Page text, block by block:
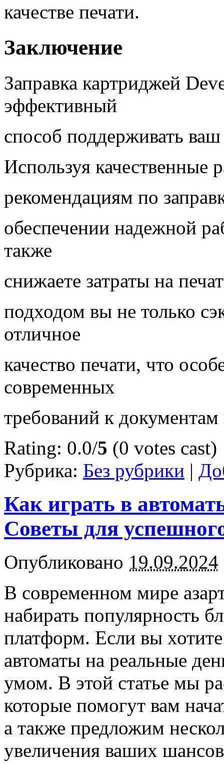
качестве печати.
Заключение
Заправка картриджей
эффективный
способ поддерживать
Используя качественные
рекомендациям по
обеспечении надежной
также
снижаете затраты на
подходом вы не только
отличное
качество печати, что
современных
требований к
Rating: 0.0/5 (0 votes cast)
Рубрика: Без рубрики |
Как играть в
Советы для
Опубликовано 19.09.2024
В современном мире
набирать популярность
платформ. Если вы
автоматы на реальные
умом. В этой статье мы
которые помогут вам
а также предложим
увеличения ваших